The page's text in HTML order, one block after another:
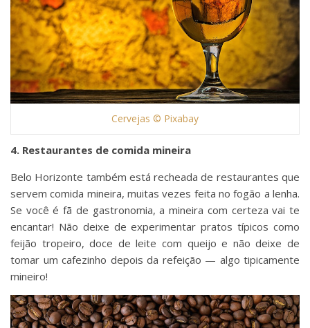
Cervejas © Pixabay
4. Restaurantes de comida mineira
Belo Horizonte também está recheada de restaurantes que
servem comida mineira, muitas vezes feita no fogão a lenha.
Se você é fã de gastronomia, a mineira com certeza vai te
encantar! Não deixe de experimentar pratos típicos como
feijão tropeiro, doce de leite com queijo e não deixe de
tomar um cafezinho depois da refeição — algo tipicamente
mineiro!